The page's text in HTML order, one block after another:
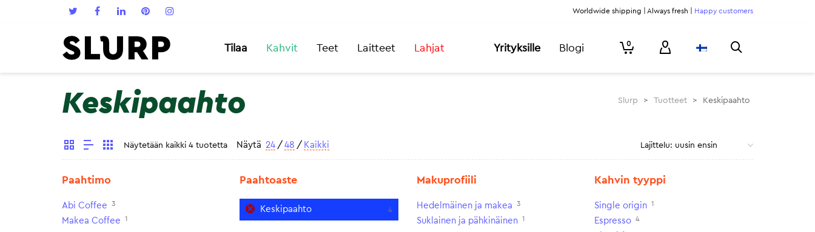
Worldwide shipping | Always fresh | Happy customers
Tilaa Kahvit Teet Laitteet Lahjat Yrityksille Blogi 0
Keskipaahto Slurp > Tuotteet > Keskipaahto
Näytetään kaikki 4 tuotetta Näytä 24 / 48 / Kaikki
Paahtimo
Abi Coffee 3
Makea Coffee 1
Paahtoaste
Keskipaahto 4
Makuprofiili
Hedelmäinen ja makea 3
Suklainen ja pähkinäinen 1
Kahvin tyyppi
Single origin 1
Espresso 4